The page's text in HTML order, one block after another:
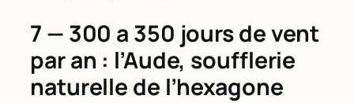
7 — 300 a 350 jours de vent
par an : l’Aude, soufflerie
naturelle de l’hexagone